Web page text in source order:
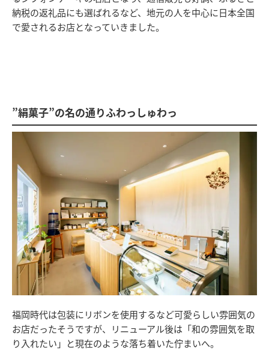
納税の返礼品にも選ばれるなど、地元の人を中心に日本全国
で愛されるお店となっていきました。
”絹菓子”の名の通りふわっしゅわっ
福岡時代は包装にリボンを使用するなど可愛らしい雰囲気の
お店だったそうですが、リニューアル後は「和の雰囲気を取
り入れたい」と現在のような落ち着いた佇まいへ。